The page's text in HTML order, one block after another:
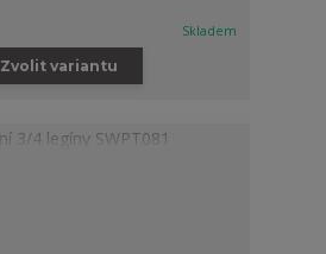
Skladem
Zvolit variantu